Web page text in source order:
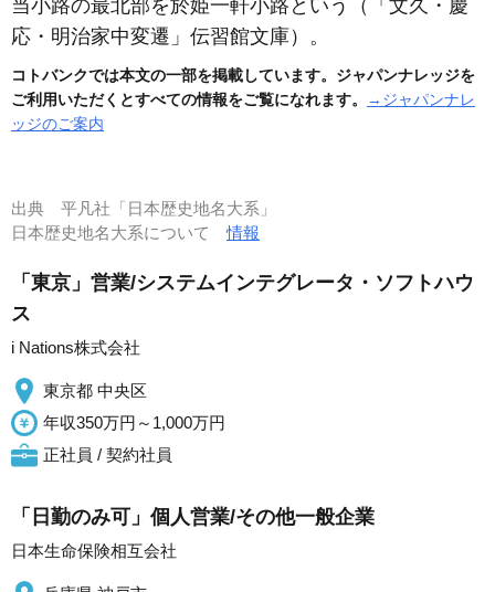
当小路の最北部を於姫一軒小路という
（「文久・慶
応・明治家中変遷」伝習館文庫） 。
コトバンクでは本文の一部を掲載しています。ジャパンナレッジを
ご利用いただくとすべての情報をご覧になれます。
→ジャパンナレ
ッジのご案内
出典 平凡社「日本歴史地名大系」
日本歴史地名大系について情報
「東京」営業/システムインテグレータ・ソフトハウ
ス
i Nations株式会社
東京都 中央区
年収350万円～1,000万円
正社員 / 契約社員
「日勤のみ可」個人営業/その他一般企業
日本生命保険相互会社